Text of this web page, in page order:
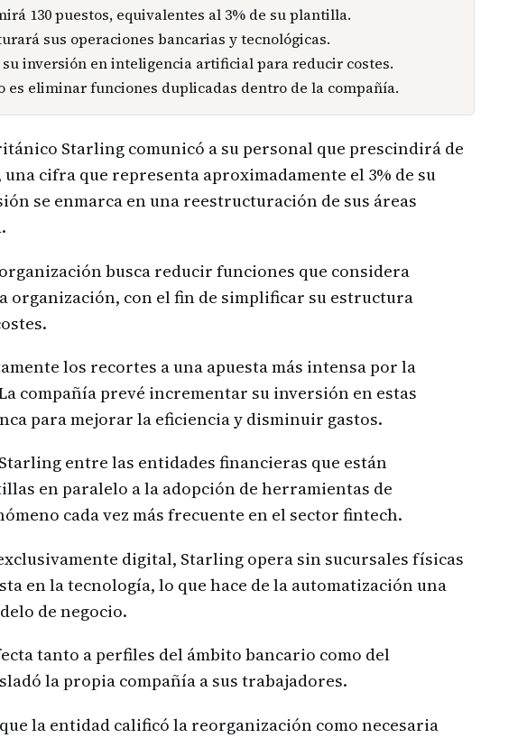
130 puestos, equivalentes al 3% de su plantilla.
sus operaciones bancarias y tecnológicas.
inversión en inteligencia artificial para reducir costes.
es eliminar funciones duplicadas dentro de la compañía.
Starling comunicó a su personal que prescindirá de
una cifra que representa aproximadamente el 3% de su
se enmarca en una reestructuración de sus áreas
busca reducir funciones que considera
organización, con el fin de simplificar su estructura
los recortes a una apuesta más intensa por la
compañía prevé incrementar su inversión en estas
para mejorar la eficiencia y disminuir gastos.
entre las entidades financieras que están
en paralelo a la adopción de herramientas de
cada vez más frecuente en el sector fintech.
digital, Starling opera sin sucursales físicas
en la tecnología, lo que hace de la automatización una
de negocio.
tanto a perfiles del ámbito bancario como del
la propia compañía a sus trabajadores.
la entidad calificó la reorganización como necesaria